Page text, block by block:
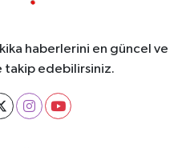
haberlerini en güncel ve
takip edebilirsiniz.